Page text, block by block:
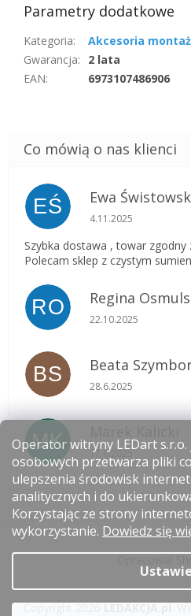
Operator witryny LEDart
osobowych przetwarza pliki
ulepszenia środowisk
analitycznych i do
Korzystając ze strony
wykorzystanie. Dowiedz się
Parametry dodatkowe
Kategoria:
Akcesoria
Gwarancja:
2 lata
EAN: 6973107486906
EŚ Ewa
Ocena sklepu to 5
4.11.2025
Szybka dostawa , towar zgodny
Polecam sklep z czystym
RO Regina
Ocena sklepu to 5
22.10.2025
BS Beata
Ocena sklepu to 5
28.6.2025
MK Ocena sklepu to 5
17.6.2025
Copyright 2026LEDAKCJA.pl.